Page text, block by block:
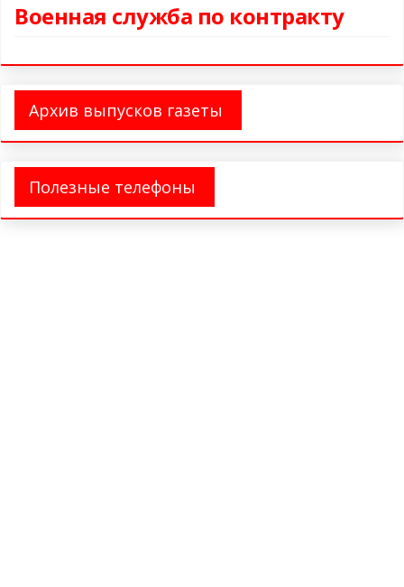
Военная служба по контракту
Архив выпусков газеты
Полезные телефоны